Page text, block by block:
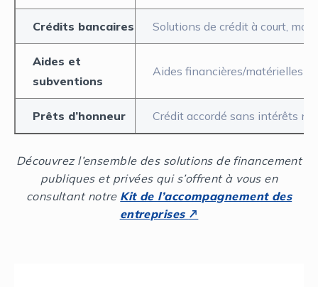
Crédits bancaires Solutions de crédit à court,
Aides et
subventions
Aides financières/matérielles
Prêts d’honneur Crédit accordé sans intérêts ni
Découvrez l’ensemble des solutions de financement
publiques et privées qui s’offrent à vous en
consultant notre Kit de l’accompagnement des
entreprises ↗